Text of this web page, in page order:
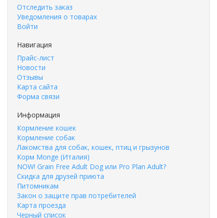
Отследить заказ
Уведомления о товарах
Войти
Навигация
Прайс-лист
Новости
Отзывы
Карта сайта
Форма связи
Информация
Кормление кошек
Кормление собак
Лакомства для собак, кошек, птиц и грызунов
Корм Monge (Италия)
NOW! Grain Free Adult Dog или Pro Plan Adult?
Скидка для друзей приюта
Питомникам
Закон о защите прав потребителей
Карта проезда
Черный список